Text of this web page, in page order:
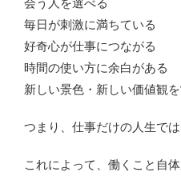
毎日が刺激に満ちている
好奇心が仕事につながる
時間の使い方に余白がある
新しい景色・新しい価値観
つまり、仕事だけの人生で
これによって、働くこと自